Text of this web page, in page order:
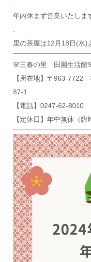
年内休まず営業いたしま
里の茶屋は12月18日(水)
🌸三春の里 田園生活館
【所在地】〒963-7722
87-1
【電話】0247-62-8010
【定休日】年中無休（臨